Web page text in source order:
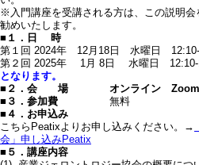
※入門講座を受講される方は、この説明
勧めいたします。
■１．日 時
第１回 2024年 12月18日 水曜日
第２回 2025年 1月 8日 水曜日 12:10-
となります。
■２．会 場 オンライン Zoom
■３．参加費 無料
■４．お申込み
こちらPeatixよりお申し込みください。→
会」申し込みPeatix
■５．講座内容